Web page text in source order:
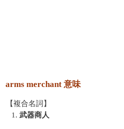
arms merchant 意味
【複合名詞】
1. 武器商人